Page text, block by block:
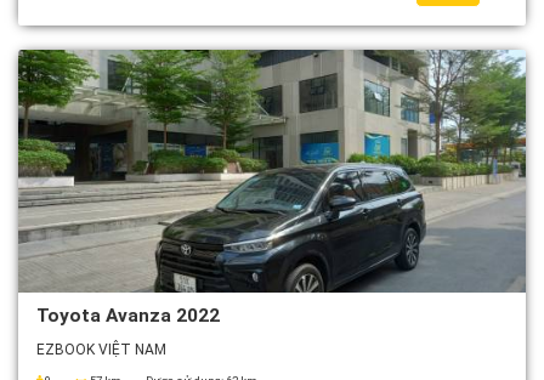
Toyota Avanza 2022
EZBOOK VIỆT NAM